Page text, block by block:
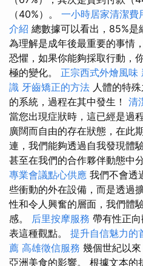
（40%）。 一小時居家清潔費
介紹 總數據可以看出，85%
為理解是成年後最重要的事情
恐懼，如果你能夠採取行動，
極的變化。 正宗西式外燴風味
識 牙齒矯正的方法 人體的特
的系統，過程在其中發生！ 清
當您出現症狀時，這已經是過
廣闊而自由的存在狀態，在此
連，我們能夠透過自我發現體
甚至在我們的合作夥伴動態中
專業會議點心供應 我們不會透
些衝動的外在設備，而是透過
性和令人興奮的層面，我們體
感。 后里按摩服務 帶有性正
表這種觀點。 提升自信魅力的
薦 高雄徵信服務 幾個世紀以
亞洲美食的影響。 根據文本的